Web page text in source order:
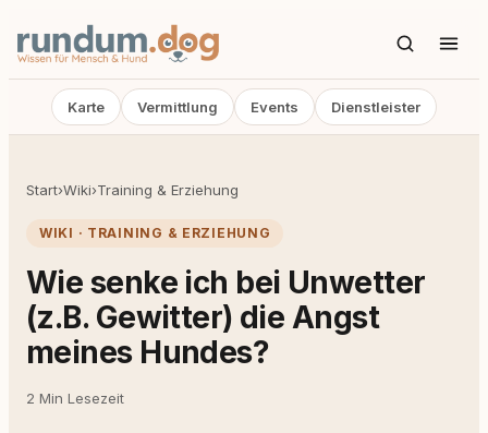
Karte Vermittlung Events Dienstleister
Start›Wiki›Training & Erziehung
WIKI · TRAINING & ERZIEHUNG
Wie senke ich bei Unwetter
(z.B. Gewitter) die Angst
meines Hundes?
2 Min Lesezeit